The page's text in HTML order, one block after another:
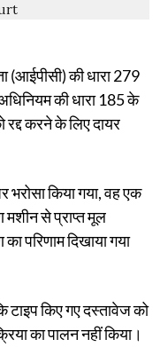
(आईपीसी) की धारा 279
की धारा 185 के
करने के लिए दायर
भरोसा किया गया, वह एक
मशीन से प्राप्त मूल
परिणाम दिखाया गया
टाइप किए गए दस्तावेज को
का पालन नहीं किया।